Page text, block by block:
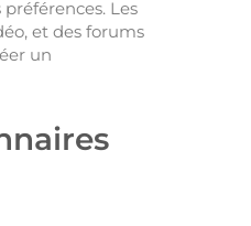
Les
et des forums
un